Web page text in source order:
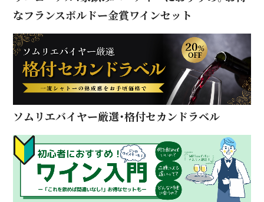
なフランスボルドー金賞ワインセット
ソムリエバイヤー厳選・格付セカンドラベル